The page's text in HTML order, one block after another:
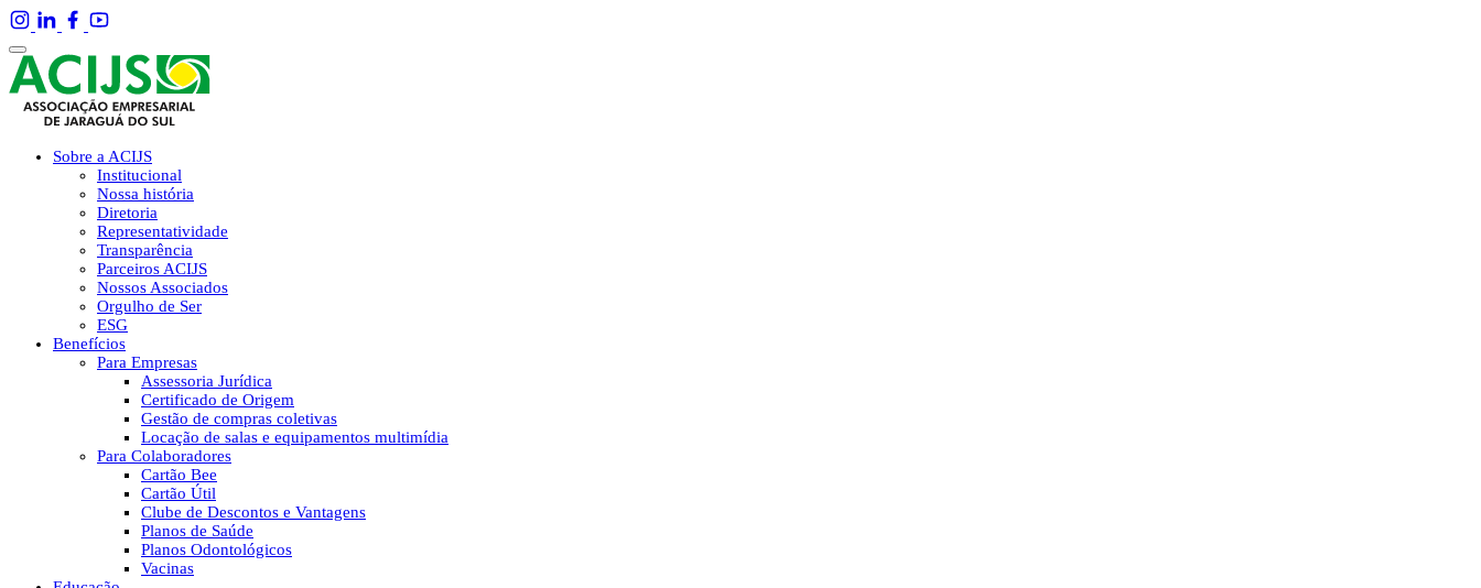
Sobre a ACIJS
Institucional
Nossa história
Diretoria
Representatividade
Transparência
Parceiros ACIJS
Nossos Associados
Orgulho de Ser
ESG
Benefícios
Para Empresas
Assessoria Jurídica
Certificado de Origem
Gestão de compras coletivas
Locação de salas e equipamentos multimídia
Para Colaboradores
Cartão Bee
Cartão Útil
Clube de Descontos e Vantagens
Planos de Saúde
Planos Odontológicos
Vacinas